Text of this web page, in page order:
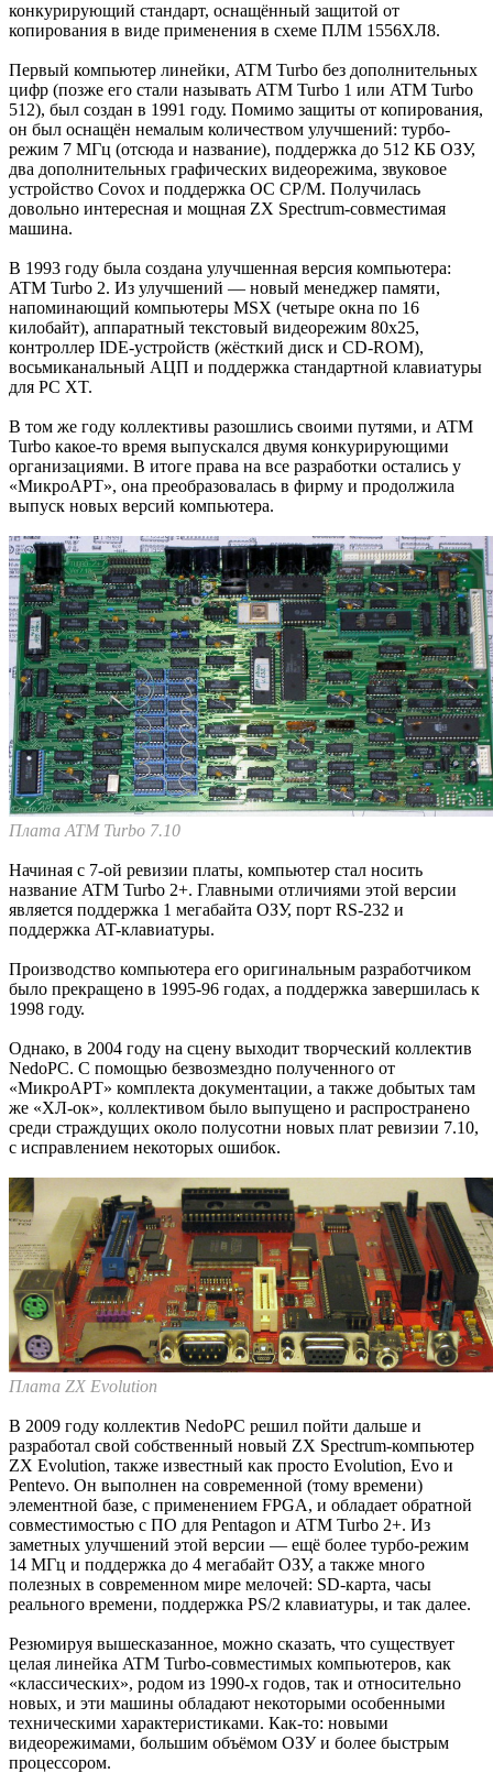
конкурирующий стандарт, оснащённый защитой от
копирования в виде применения в схеме ПЛМ 1556ХЛ8.
Первый компьютер линейки, ATM Turbo без дополнительных
цифр (позже его стали называть ATM Turbo 1 или ATM Turbo
512), был создан в 1991 году. Помимо защиты от копирования,
он был оснащён немалым количеством улучшений: турбо-
режим 7 МГц (отсюда и название), поддержка до 512 КБ ОЗУ,
два дополнительных графических видеорежима, звуковое
устройство Covox и поддержка ОС CP/M. Получилась
довольно интересная и мощная ZX Spectrum-совместимая
машина.
В 1993 году была создана улучшенная версия компьютера:
ATM Turbo 2. Из улучшений — новый менеджер памяти,
напоминающий компьютеры MSX (четыре окна по 16
килобайт), аппаратный текстовый видеорежим 80x25,
контроллер IDE-устройств (жёсткий диск и CD-ROM),
восьмиканальный АЦП и поддержка стандартной клавиатуры
для PC XT.
В том же году коллективы разошлись своими путями, и ATM
Turbo какое-то время выпускался двумя конкурирующими
организациями. В итоге права на все разработки остались у
«МикроАРТ», она преобразовалась в фирму и продолжила
выпуск новых версий компьютера.
Плата ATM Turbo 7.10
Начиная с 7-ой ревизии платы, компьютер стал носить
название ATM Turbo 2+. Главными отличиями этой версии
является поддержка 1 мегабайта ОЗУ, порт RS-232 и
поддержка AT-клавиатуры.
Производство компьютера его оригинальным разработчиком
было прекращено в 1995-96 годах, а поддержка завершилась к
1998 году.
Однако, в 2004 году на сцену выходит творческий коллектив
NedoPC. С помощью безвозмездно полученного от
«МикроАРТ» комплекта документации, а также добытых там
же «ХЛ-ок», коллективом было выпущено и распространено
среди страждущих около полусотни новых плат ревизии 7.10,
с исправлением некоторых ошибок.
Плата ZX Evolution
В 2009 году коллектив NedoPC решил пойти дальше и
разработал свой собственный новый ZX Spectrum-компьютер
ZX Evolution, также известный как просто Evolution, Evo и
Pentevo. Он выполнен на современной (тому времени)
элементной базе, с применением FPGA, и обладает обратной
совместимостью с ПО для Pentagon и ATM Turbo 2+. Из
заметных улучшений этой версии — ещё более турбо-режим
14 МГц и поддержка до 4 мегабайт ОЗУ, а также много
полезных в современном мире мелочей: SD-карта, часы
реального времени, поддержка PS/2 клавиатуры, и так далее.
Резюмируя вышесказанное, можно сказать, что существует
целая линейка ATM Turbo-совместимых компьютеров, как
«классических», родом из 1990-х годов, так и относительно
новых, и эти машины обладают некоторыми особенными
техническими характеристиками. Как-то: новыми
видеорежимами, большим объёмом ОЗУ и более быстрым
процессором.